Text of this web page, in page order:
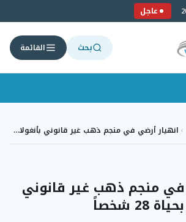
عاجل
بحث القائمة
› انهيار أرضي في منجم ذهب غير قانوني بأنغولا…
في منجم ذهب غير قانوني
شخصاً